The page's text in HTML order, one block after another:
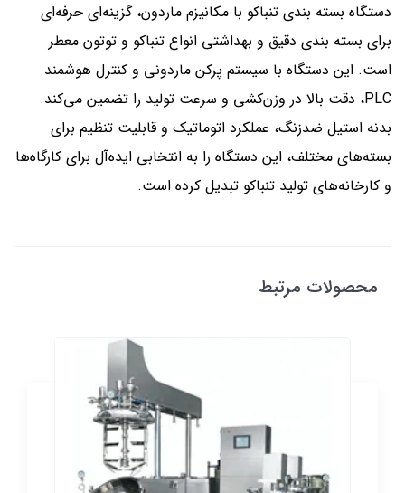
دستگاه بسته‌ بندی تنباکو با مکانیزم ماردون، گزینه‌ای حرفه‌ای
برای بسته‌ بندی دقیق و بهداشتی انواع تنباکو و توتون معطر
است. این دستگاه با سیستم پرکن ماردونی و کنترل هوشمند
PLC، دقت بالا در وزن‌کشی و سرعت تولید را تضمین می‌کند.
بدنه استیل ضدزنگ، عملکرد اتوماتیک و قابلیت تنظیم برای
بسته‌های مختلف، این دستگاه را به انتخابی ایده‌آل برای کارگاه‌ها
و کارخانه‌های تولید تنباکو تبدیل کرده است.
محصولات مرتبط